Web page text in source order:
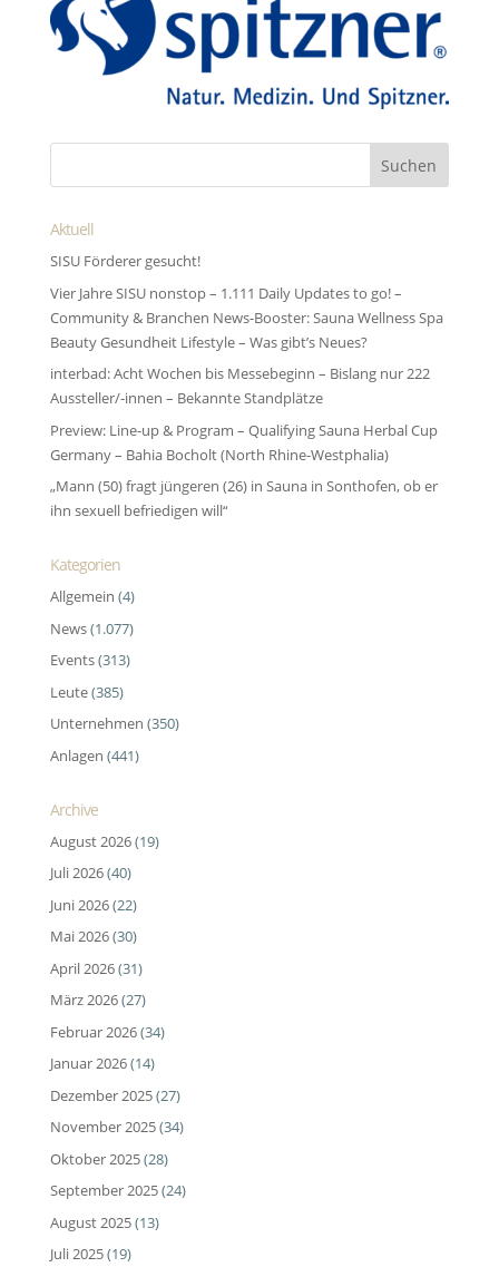
Aktuell
SISU Förderer gesucht!
Vier Jahre SISU nonstop – 1.111 Daily Updates to go! –
Community & Branchen News-Booster: Sauna Wellness Spa
Beauty Gesundheit Lifestyle – Was gibt’s Neues?
interbad: Acht Wochen bis Messebeginn – Bislang nur 222
Aussteller/-innen – Bekannte Standplätze
Preview: Line-up & Program – Qualifying Sauna Herbal Cup
Germany – Bahia Bocholt (North Rhine-Westphalia)
„Mann (50) fragt jüngeren (26) in Sauna in Sonthofen, ob er
ihn sexuell befriedigen will“
Kategorien
Allgemein (4)
News(1.077)
Events(313)
Leute(385)
Unternehmen (350)
Anlagen (441)
Archive
August 2026(19)
Juli 2026(40)
Juni 2026(22)
Mai 2026(30)
April 2026(31)
März 2026(27)
Februar 2026(34)
Januar 2026(14)
Dezember 2025(27)
November 2025(34)
Oktober 2025(28)
September 2025(24)
August 2025(13)
Juli 2025(19)